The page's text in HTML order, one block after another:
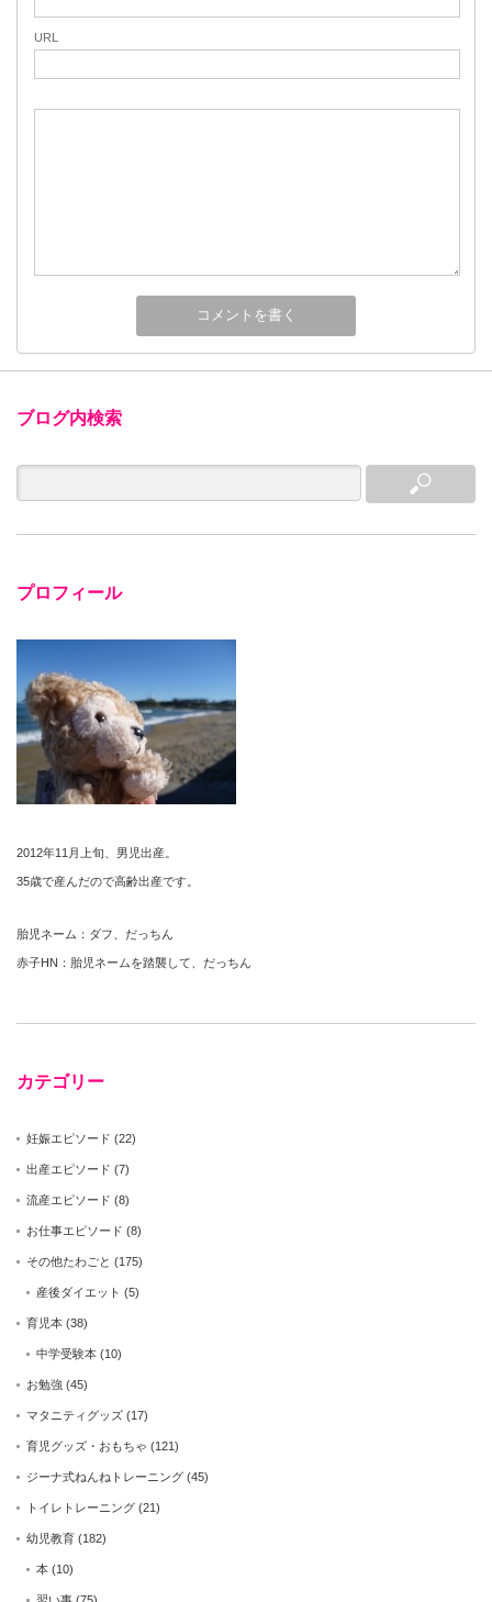
URL
ブログ内検索
プロフィール
2012年11月上旬、男児出産。
35歳で産んだので高齢出産です。
胎児ネーム：ダフ、だっちん
赤子HN：胎児ネームを踏襲して、だっちん
カテゴリー
妊娠エピソード (22)
出産エピソード (7)
流産エピソード (8)
お仕事エピソード (8)
その他たわごと (175)
産後ダイエット (5)
育児本 (38)
中学受験本 (10)
お勉強 (45)
マタニティグッズ (17)
育児グッズ・おもちゃ (121)
ジーナ式ねんねトレーニング (45)
トイレトレーニング (21)
幼児教育 (182)
本 (10)